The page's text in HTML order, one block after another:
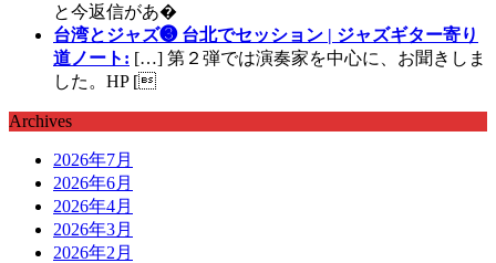
と今返信があ�
台湾とジャズ❸ 台北でセッション | ジャズギター寄り
道ノート: […] 第２弾では演奏家を中心に、お聞きしま
した。HP [
Archives
2026年7月
2026年6月
2026年4月
2026年3月
2026年2月